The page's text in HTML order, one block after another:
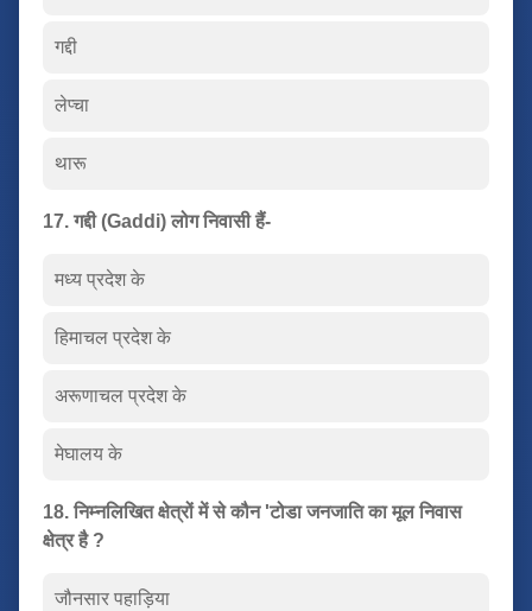
गद्दी
लेप्चा
थारू
17. गद्दी (Gaddi) लोग निवासी हैं-
मध्य प्रदेश के
हिमाचल प्रदेश के
अरूणाचल प्रदेश के
मेघालय के
18. निम्नलिखित क्षेत्रों में से कौन 'टोडा जनजाति का मूल निवास
क्षेत्र है ?
जौनसार पहाड़िया